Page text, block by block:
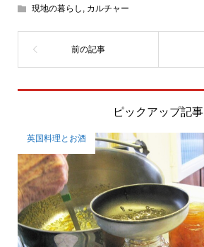
現地の暮らし , カルチャー
ピックアップ記事
英国料理とお酒